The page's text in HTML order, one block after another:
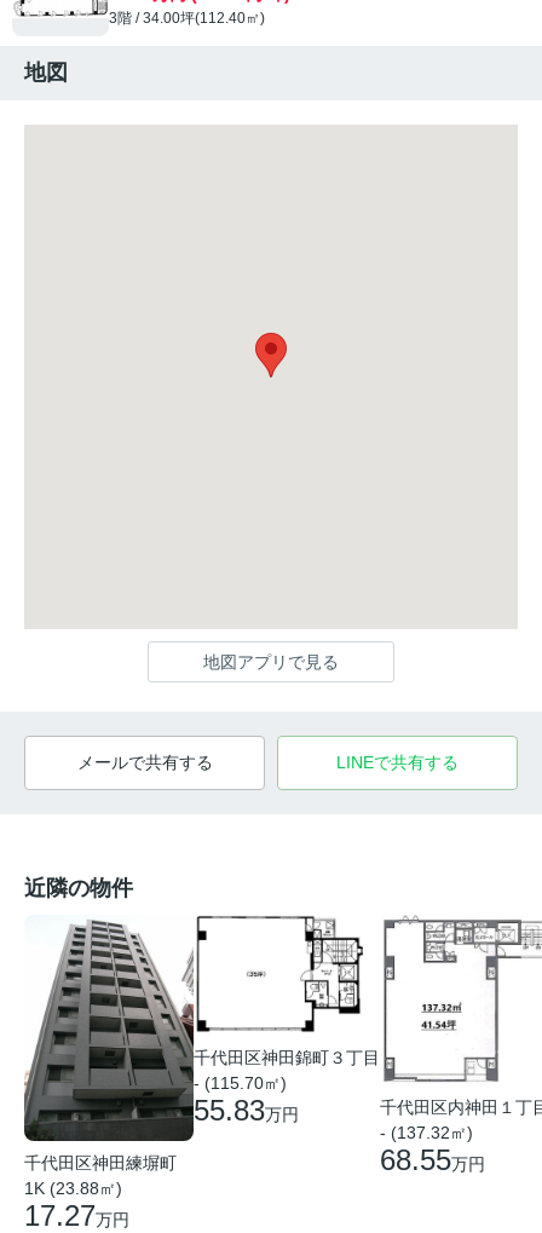
3階 / 34.00坪(112.40㎡)
地図
地図アプリで見る
メールで共有する LINEで共有する
近隣の物件
千代田区神田練塀町
1K (23.88㎡)
17.27万円
千代田区神田錦町３丁目
- (115.70㎡)
55.83万円
千代田区内神田１丁
- (137.32㎡)
68.55万円